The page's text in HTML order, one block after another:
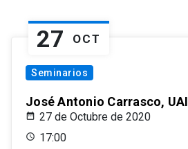
27 OCT
Seminarios
José Antonio Carrasco, UAI
27 de Octubre de 2020
17:00